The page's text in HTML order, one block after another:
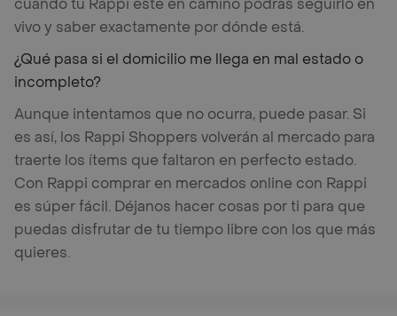
cuando tu Rappi esté en camino podrás seguirlo en
vivo y saber exactamente por dónde está.
¿Qué pasa si el domicilio me llega en mal estado o
incompleto?
Aunque intentamos que no ocurra, puede pasar. Si
es así, los Rappi Shoppers volverán al mercado para
traerte los ítems que faltaron en perfecto estado.
Con Rappi comprar en mercados online con Rappi
es súper fácil. Déjanos hacer cosas por ti para que
puedas disfrutar de tu tiempo libre con los que más
quieres.